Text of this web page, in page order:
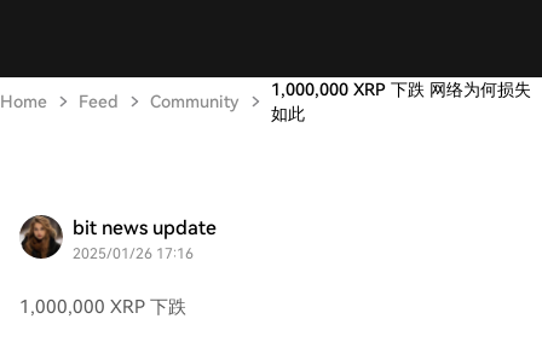
Home Feed Community
1,000,000 XRP 下跌 网络为何损失
如此
bit news update
2025/01/26 17:16
1,000,000 XRP 下跌